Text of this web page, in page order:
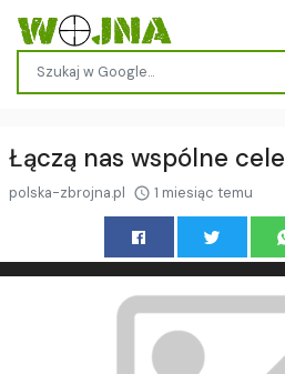
Łączą nas wspólne cele
polska-zbrojna.pl 1 miesiąc temu